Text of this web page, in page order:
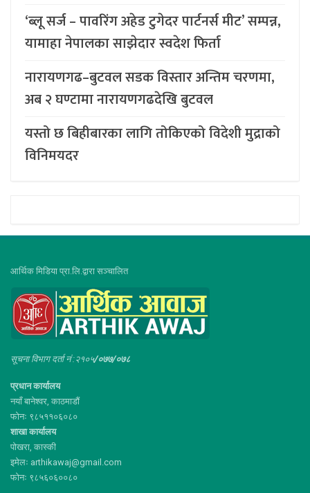
‘ब्लू सर्ज – पावरिंग अहेड टुगेदर पार्टनर्स मीट’ सम्पन्न,
यामाहा नेपालका साझेदार स्वदेश फिर्ता
नारायणगढ–बुटवल सडक विस्तार अन्तिम चरणमा,
अब २ घण्टामा नारायणगढदेखि बुटवल
यस्तो छ बिहीबारका लागि तोकिएको विदेशी मुद्राको
विनिमयदर
आर्थिक मिडिया प्रा.लि.द्वारा सञ्चालित
सूचना विभाग दर्ता नं :२१०५/०७७/०७८
प्रधान कार्यालय
नयाँ बानेश्वर, काठमाडौं
फोनः ९८५११०६०८०
शाखा कार्यालय
पोखरा, कास्की
इमेलः arthikawaj@gmail.com
फोनः ९८५६०६००८०